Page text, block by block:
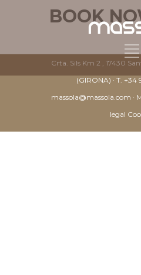
BOOK
Crta. Sils Km 2 , 17430
(GIRONA) · T. +34
massola@massola.com ·
legal